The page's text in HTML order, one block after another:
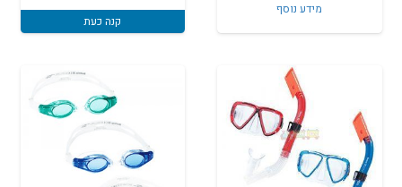
מידע נוסף
קנה כעת